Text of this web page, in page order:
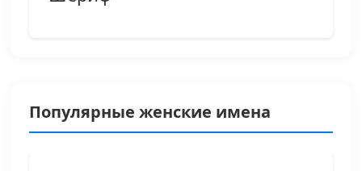
Популярные женские имена